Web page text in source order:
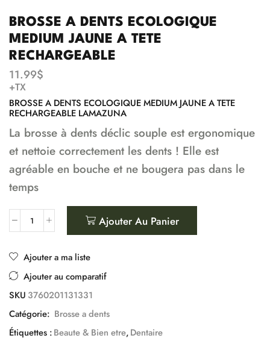
BROSSE A DENTS ECOLOGIQUE
MEDIUM JAUNE A TETE
RECHARGEABLE
11.99$
+TX
BROSSE A DENTS ECOLOGIQUE MEDIUM JAUNE A TETE
RECHARGEABLE LAMAZUNA
La brosse à dents déclic souple est ergonomique
et nettoie correctement les dents ! Elle est
agréable en bouche et ne bougera pas dans le
temps
Ajouter Au Panier
Ajouter a ma liste
Ajouter au comparatif
SKU 3760201131331
Catégorie: Brosse a dents
Étiquettes :Beaute & Bien etre,Dentaire